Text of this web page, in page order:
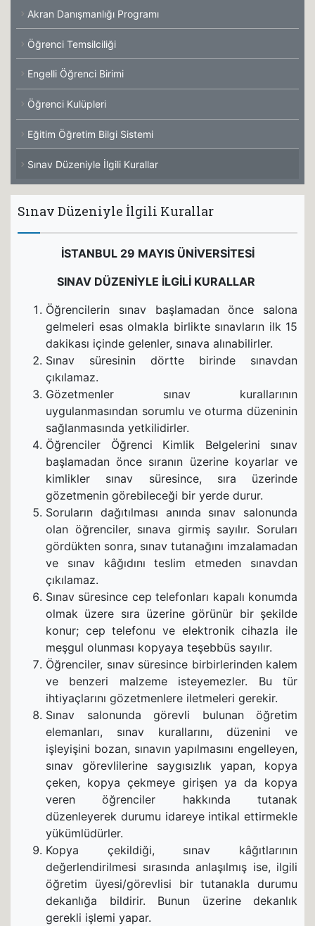
Akran Danışmanlığı Programı
Öğrenci Temsilciliği
Engelli Öğrenci Birimi
Öğrenci Kulüpleri
Eğitim Öğretim Bilgi Sistemi
Sınav Düzeniyle İlgili Kurallar
Sınav Düzeniyle İlgili Kurallar
İSTANBUL 29 MAYIS ÜNİVERSİTESİ
SINAV DÜZENİYLE İLGİLİ KURALLAR
Öğrencilerin sınav başlamadan önce salona
gelmeleri esas olmakla birlikte sınavların ilk 15
dakikası içinde gelenler, sınava alınabilirler.
Sınav süresinin dörtte birinde sınavdan
çıkılamaz.
Gözetmenler sınav kurallarının
uygulanmasından sorumlu ve oturma düzeninin
sağlanmasında yetkilidirler.
Öğrenciler Öğrenci Kimlik Belgelerini sınav
başlamadan önce sıranın üzerine koyarlar ve
kimlikler sınav süresince, sıra üzerinde
gözetmenin görebileceği bir yerde durur.
Soruların dağıtılması anında sınav salonunda
olan öğrenciler, sınava girmiş sayılır. Soruları
gördükten sonra, sınav tutanağını imzalamadan
ve sınav kâğıdını teslim etmeden sınavdan
çıkılamaz.
Sınav süresince cep telefonları kapalı konumda
olmak üzere sıra üzerine görünür bir şekilde
konur; cep telefonu ve elektronik cihazla ile
meşgul olunması kopyaya teşebbüs sayılır.
Öğrenciler, sınav süresince birbirlerinden kalem
ve benzeri malzeme isteyemezler. Bu tür
ihtiyaçlarını gözetmenlere iletmeleri gerekir.
Sınav salonunda görevli bulunan öğretim
elemanları, sınav kurallarını, düzenini ve
işleyişini bozan, sınavın yapılmasını engelleyen,
sınav görevlilerine saygısızlık yapan, kopya
çeken, kopya çekmeye girişen ya da kopya
veren öğrenciler hakkında tutanak
düzenleyerek durumu idareye intikal ettirmekle
yükümlüdürler.
Kopya çekildiği, sınav kâğıtlarının
değerlendirilmesi sırasında anlaşılmış ise, ilgili
öğretim üyesi/görevlisi bir tutanakla durumu
dekanlığa bildirir. Bunun üzerine dekanlık
gerekli işlemi yapar.